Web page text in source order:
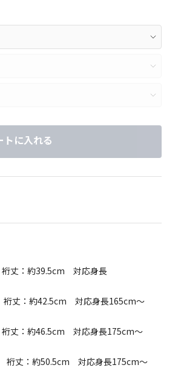
トに入れる
丈：約39.5cm 対応身長
丈：約42.5cm 対応身長165cm～
丈：約46.5cm 対応身長175cm～
丈：約50.5cm 対応身長175cm～